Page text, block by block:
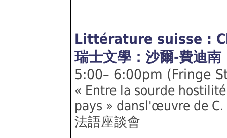
Littérature suisse :
瑞士文學：沙爾-費迪南
5:00– 6:00pm (Fringe
« Entre la sourde
pays » dansl'œuvre de C.
法語座談會